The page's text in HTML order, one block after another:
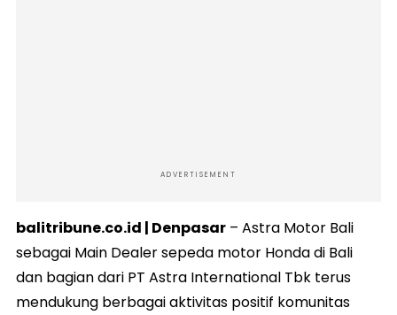
ADVERTISEMENT
balitribune.co.id | Denpasar – Astra Motor Bali
sebagai Main Dealer sepeda motor Honda di Bali
dan bagian dari PT Astra International Tbk terus
mendukung berbagai aktivitas positif komunitas